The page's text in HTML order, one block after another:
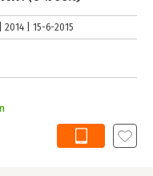
2014 15-6-2015